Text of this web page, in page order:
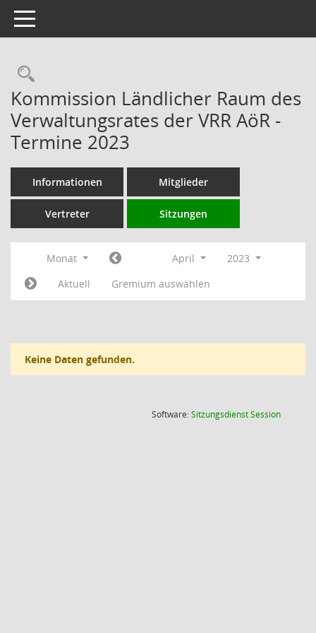
Toggle navigation
Rechercheauswahl
Kommission Ländlicher Raum des
Verwaltungsrates der VRR AöR -
Termine 2023
Informationen Mitglieder
Vertreter Sitzungen
Monat April
2023
Aktuell
Gremium auswählen
Keine Daten gefunden.
Software:SitzungsdienstSession(Wird in